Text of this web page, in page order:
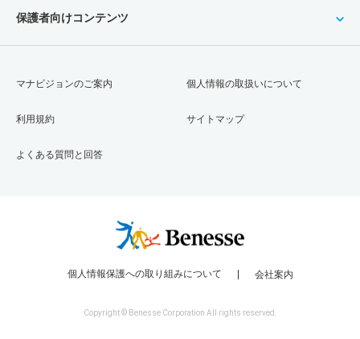
保護者向けコンテンツ
マナビジョンのご案内
利用規約
よくある質問と回答
個人情報の取扱いについて
サイトマップ
個人情報保護への取り組みについて 会社案内
Copyright © Benesse Corporation All rights reserved.